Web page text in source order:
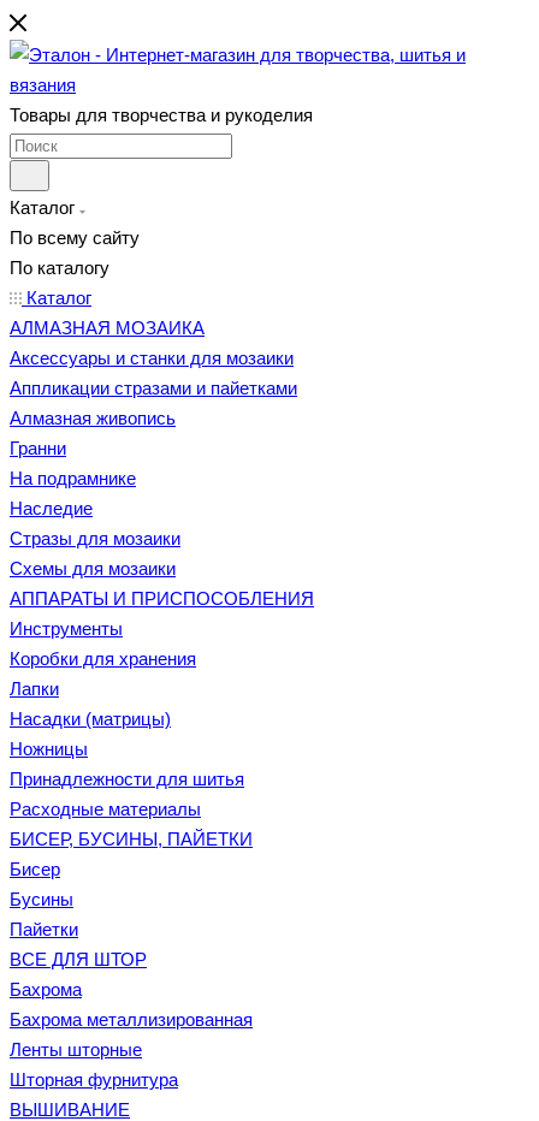
Товары для творчества и рукоделия
Каталог
По всему сайту
По каталогу
Каталог
АЛМАЗНАЯ МОЗАИКА
Аксессуары и станки для мозаики
Аппликации стразами и пайетками
Алмазная живопись
Гранни
На подрамнике
Наследие
Стразы для мозаики
Схемы для мозаики
АППАРАТЫ И ПРИСПОСОБЛЕНИЯ
Инструменты
Коробки для хранения
Лапки
Насадки (матрицы)
Ножницы
Принадлежности для шитья
Расходные материалы
БИСЕР, БУСИНЫ, ПАЙЕТКИ
Бисер
Бусины
Пайетки
ВСЕ ДЛЯ ШТОР
Бахрома
Бахрома металлизированная
Ленты шторные
Шторная фурнитура
ВЫШИВАНИЕ